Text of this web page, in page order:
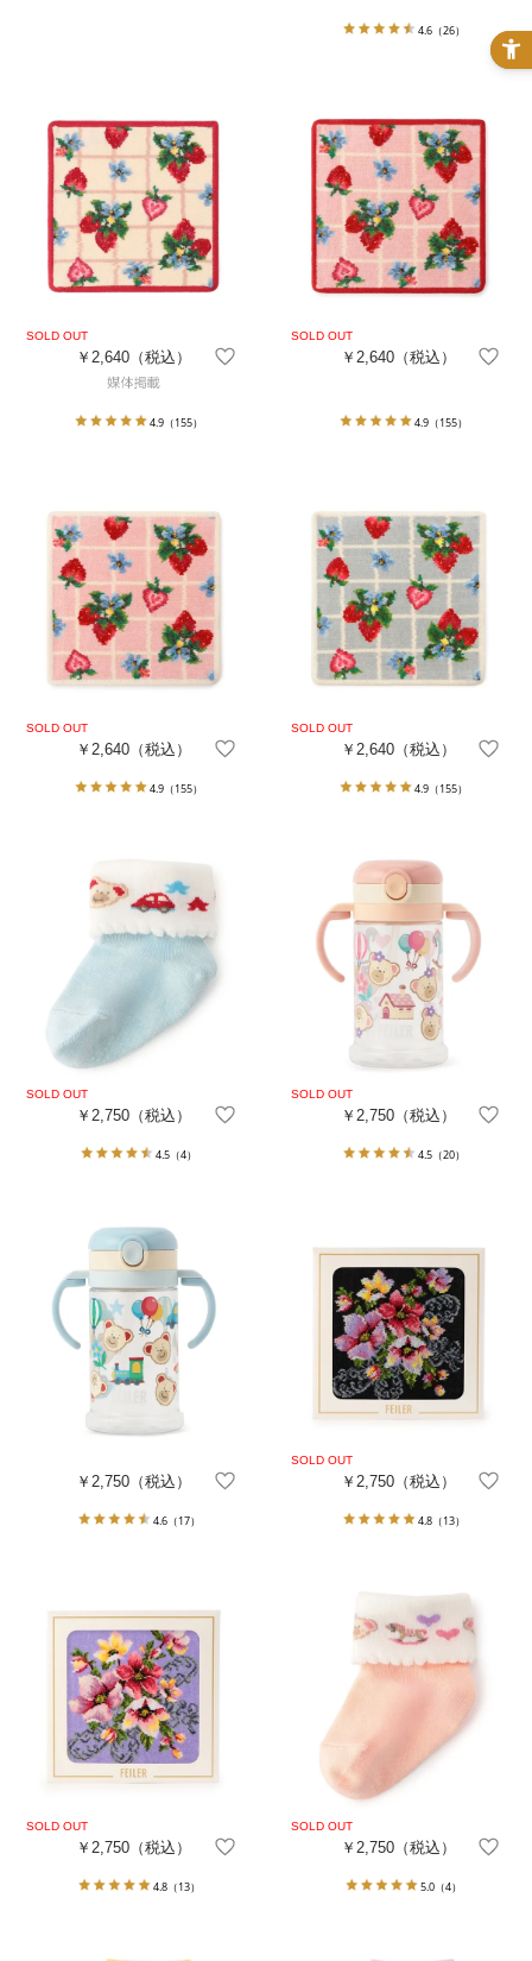
4.6（26）
￥2,640 （税込）
4.9 （155）
￥2,640（税込）
4.9（155）
￥2,640 （税込）
4.9 （155）
￥2,640（税込）
4.9（155）
￥2,750 （税込）
4.5 （4）
￥2,750（税込）
4.5（20）
￥2,750 （税込）
4.6（17）
￥2,750（税込）
4.8（13）
￥2,750 （税込）
4.8（13）
￥2,750（税込）
5.0（4）